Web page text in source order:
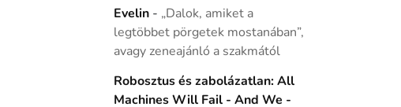
Evelin- „Dalok, amiket a
legtöbbet pörgetek mostanában”,
avagy zeneajánló a szakmától
Robosztus és zabolázatlan: All
Machines Will Fail - And We -